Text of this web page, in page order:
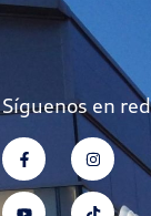
Síguenos en